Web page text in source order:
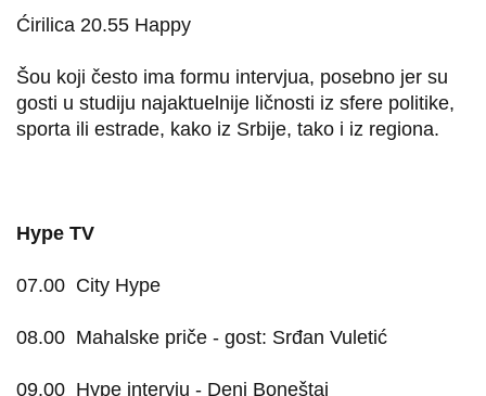
Ćirilica 20.55 Happy
Šou koji često ima formu intervjua, posebno jer su
gosti u studiju najaktuelnije ličnosti iz sfere politike,
sporta ili estrade, kako iz Srbije, tako i iz regiona.
Hype TV
07.00 City Hype
08.00 Mahalske priče - gost: Srđan Vuletić
09.00 Hype intervju - Deni Boneštaj